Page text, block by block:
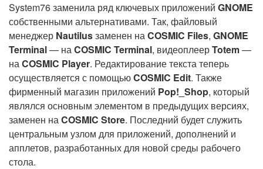
System76 заменила ряд ключевых приложений GNOME
собственными альтернативами. Так, файловый
менеджер Nautilusзаменен наCOSMIC Files, GNOME
Terminal— наCOSMIC Terminal, видеоплеерTotem—
наCOSMIC Player. Редактирование текста теперь
осуществляется с помощьюCOSMIC Edit. Также
фирменный магазин приложений Pop!_Shop, который
являлся основным элементом в предыдущих версиях,
заменен наCOSMIC Store. Последний будет служить
центральным узлом для приложений, дополнений и
апплетов, разработанных для новой среды рабочего
стола.